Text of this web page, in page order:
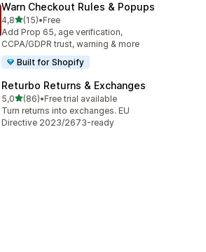
Warn Checkout Rules & Popups
4,8av 5 stjerner
(15)
Totalt 15 omtaler
•Free
Add Prop 65, age verification,
CCPA/GDPR trust, warning & more
Built for Shopify
Returbo Returns & Exchanges
5,0av 5 stjerner
(86)
Totalt 86 omtaler
•Free trial available
Turn returns into exchanges. EU
Directive 2023/2673-ready